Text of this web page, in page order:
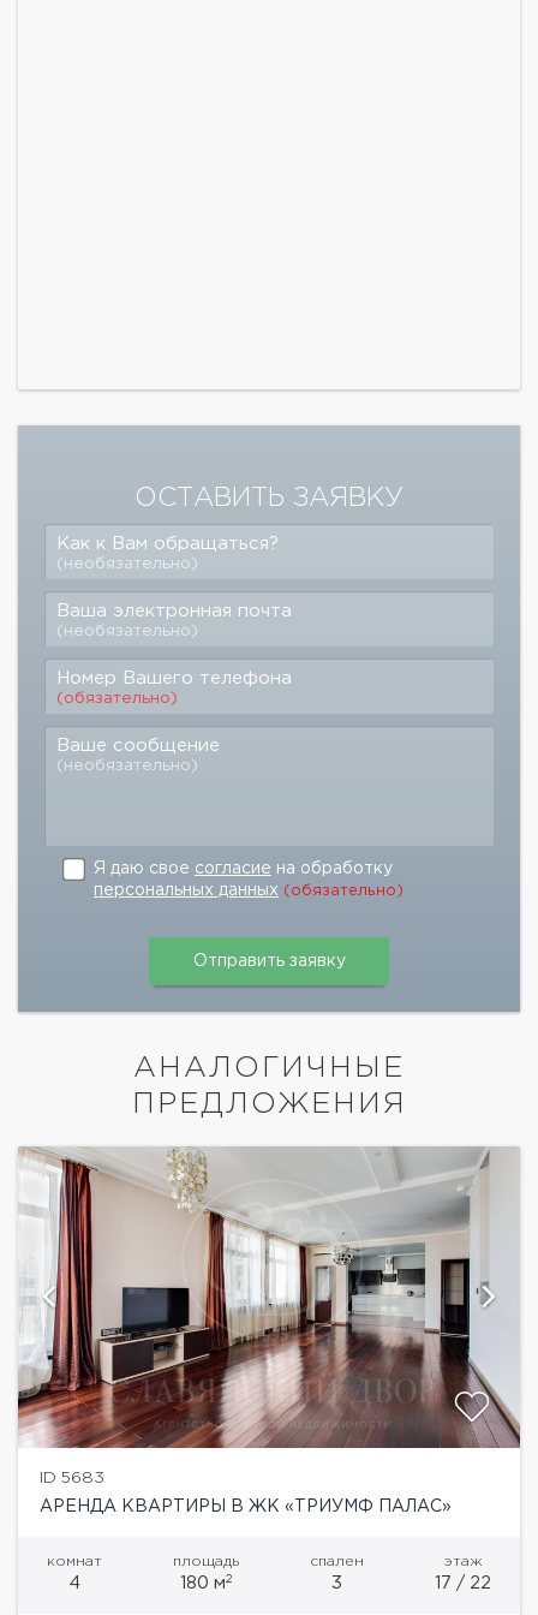
ОСТАВИТЬ ЗАЯВКУ
Как к Вам обращаться?
(необязательно)
Ваша электронная почта
(необязательно)
Номер Вашего телефона
(обязательно)
Ваше сообщение
(необязательно)
Я даю свое согласие на обработку
персональных данных (обязательно)
АНАЛОГИЧНЫЕ
ПРЕДЛОЖЕНИЯ
ID 5683
АРЕНДА КВАРТИРЫ В ЖК «ТРИУМФ ПАЛАС»
комнат
4
площадь
180 м2
спален
3
этаж
17 / 22